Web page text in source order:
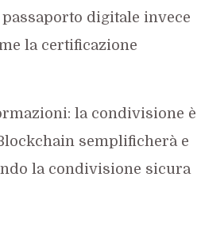
digitale invece
la certificazione
la condivisione è
semplificherà e
la condivisione sicura